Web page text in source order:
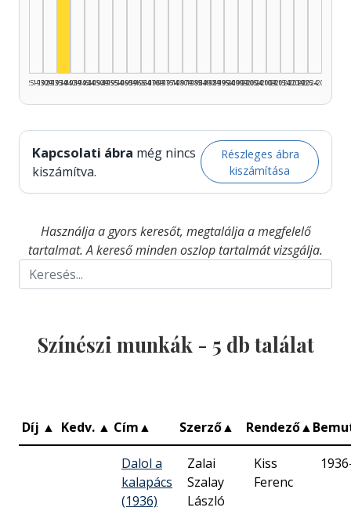
1925–1929
1930–1934
1935–1939
1940–1944
1945–1949
1950–1954
1955–1959
1960–1964
1965–1969
1970–1974
1975–1979
1980–1984
1985–1989
1990–1994
1995–1999
2000–2004
2005–2009
2010–2014
2015–2019
2020–2024
2025–2026
Kapcsolati ábra még nincs
kiszámítva.
Részleges ábra
kiszámítása
Használja a gyors keresőt, megtalálja a megfelelő
tartalmat. A kereső minden oszlop tartalmát vizsgálja.
Színészi munkák - 5 db találat
Díj ▲ Kedv. ▲ Cím▲ Szerző▲ Rendező▲
Dalol a
kalapács
(1936)
Zalai
Szalay
László
Kiss
Ferenc